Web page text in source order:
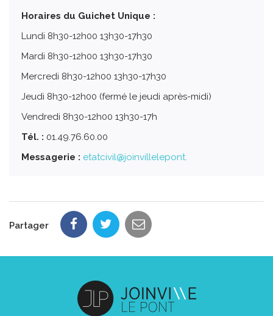
Horaires du Guichet Unique :
Lundi 8h30-12h00 13h30-17h30
Mardi 8h30-12h00 13h30-17h30
Mercredi 8h30-12h00 13h30-17h30
Jeudi 8h30-12h00 (fermé le jeudi après-midi)
Vendredi 8h30-12h00 13h30-17h
Tél. : 01.49.76.60.00
Messagerie : etatcivil@joinvillelepont.
Partager